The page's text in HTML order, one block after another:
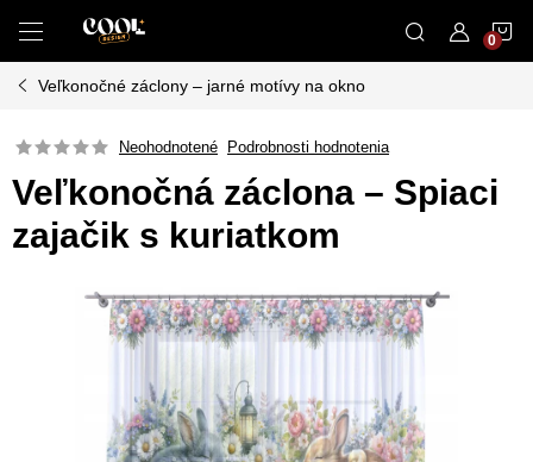
obsah
Veľkonočné záclony – jarné motívy na okno
Neohodnotené Podrobnosti hodnotenia
Veľkonočná záclona – Spiaci
zajačik s kuriatkom